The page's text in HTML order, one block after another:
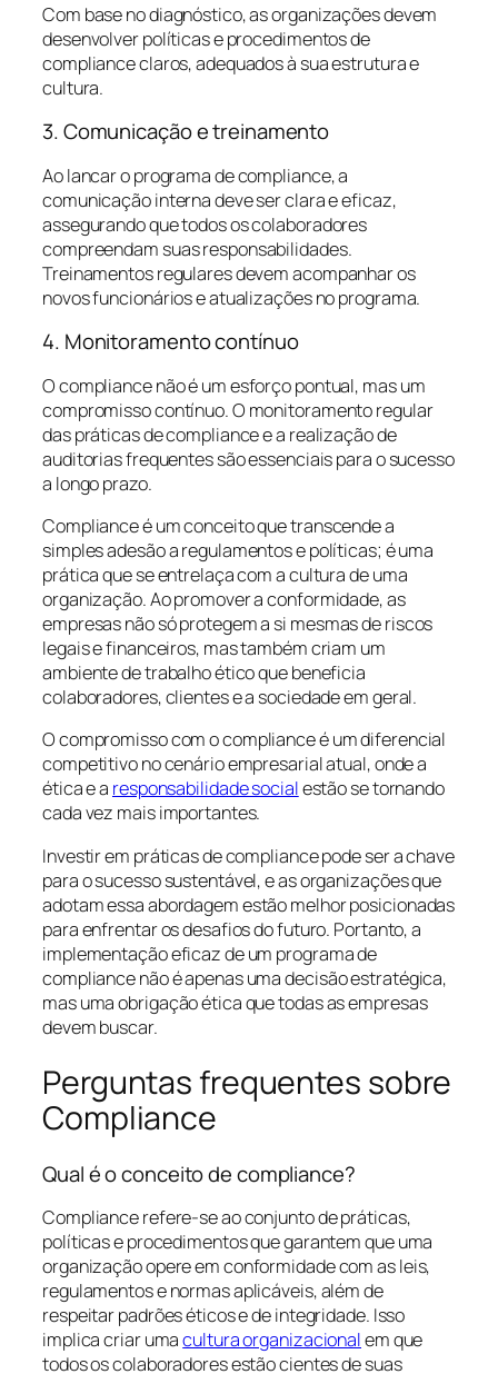
Com base no diagnóstico, as organizações devem
desenvolver políticas e procedimentos de
compliance claros, adequados à sua estrutura e
cultura.
3. Comunicação e treinamento
Ao lancar o programa de compliance, a
comunicação interna deve ser clara e eficaz,
assegurando que todos os colaboradores
compreendam suas responsabilidades.
Treinamentos regulares devem acompanhar os
novos funcionários e atualizações no programa.
4. Monitoramento contínuo
O compliance não é um esforço pontual, mas um
compromisso contínuo. O monitoramento regular
das práticas de compliance e a realização de
auditorias frequentes são essenciais para o sucesso
a longo prazo.
Compliance é um conceito que transcende a
simples adesão a regulamentos e políticas; é uma
prática que se entrelaça com a cultura de uma
organização. Ao promover a conformidade, as
empresas não só protegem a si mesmas de riscos
legais e financeiros, mas também criam um
ambiente de trabalho ético que beneficia
colaboradores, clientes e a sociedade em geral.
O compromisso com o compliance é um diferencial
competitivo no cenário empresarial atual, onde a
ética e a responsabilidade socialestão se tornando
cada vez mais importantes.
Investir em práticas de compliance pode ser a chave
para o sucesso sustentável, e as organizações que
adotam essa abordagem estão melhor posicionadas
para enfrentar os desafios do futuro. Portanto, a
implementação eficaz de um programa de
compliance não é apenas uma decisão estratégica,
mas uma obrigação ética que todas as empresas
devem buscar.
Perguntas frequentes sobre
Compliance
Qual é o conceito de compliance?
Compliance refere-se ao conjunto de práticas,
políticas e procedimentos que garantem que uma
organização opere em conformidade com as leis,
regulamentos e normas aplicáveis, além de
respeitar padrões éticos e de integridade. Isso
implica criar umacultura organizacionalem que
todos os colaboradores estão cientes de suas